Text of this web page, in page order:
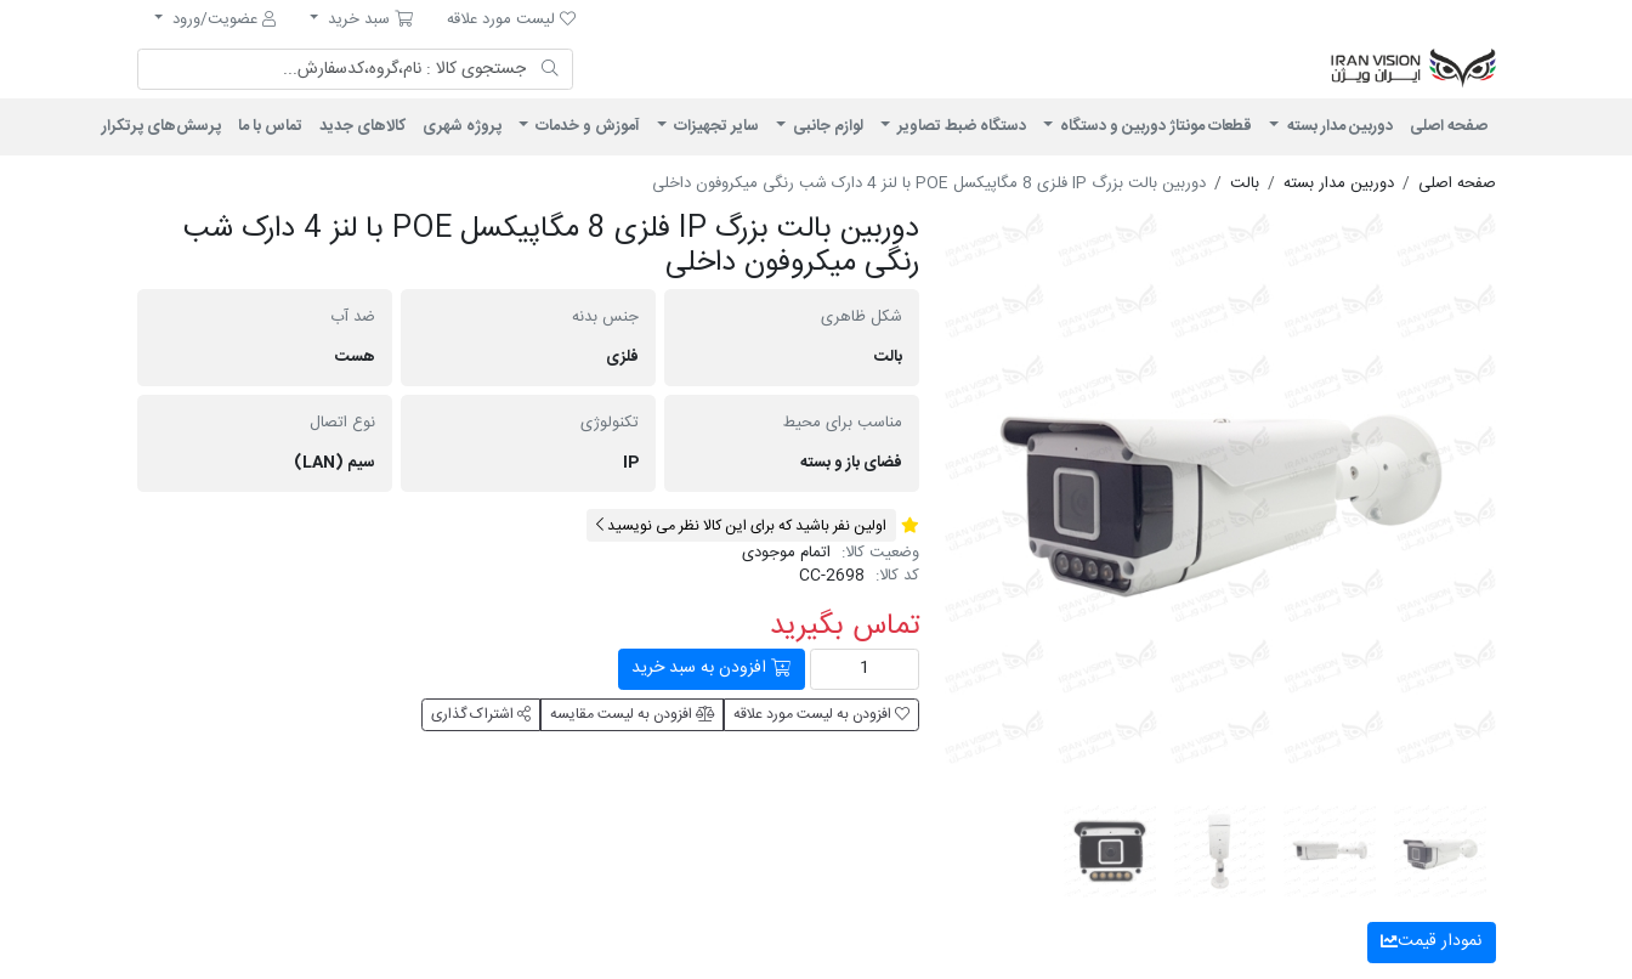
لیست مورد علاقه
لیست مورد علاقه سبد خرید
سبد خرید
عضویت/ورود
صفحه اصلی دوربین مدار بسته قطعات مونتاژ دوربین و دستگاه دستگاه ضبط تصاویر لوازم جانبی سایر تجهیزات آموزش و خدمات پروژه شهری کالاهای جدید تماس با ما پرسش‌های پرتکرار
صفحه اصلی دوربین مدار بسته بالت دوربین بالت بزرگ IP فلزی 8 مگاپیکسل POE با لنز 4 دارک شب رنگی میکروفون داخلی
نمودار قیمت
دوربین بالت بزرگ IP فلزی 8 مگاپیکسل POE با لنز 4 دارک شب
رنگی میکروفون داخلی
شکل ظاهری
بالت
جنس بدنه
فلزی
ضد آب
هست
مناسب برای محیط
فضای باز و بسته
تکنولوژی
IP
نوع اتصال
سیم (LAN)
اولین نفر باشید که برای این کالا نظر می نویسید
وضعیت کالا: اتمام موجودی
کد کالا: CC-2698
تماس بگیرید
افزودن به سبد خرید
افزودن به لیست مورد علاقه افزودن به لیست مقایسه اشتراک گذاری